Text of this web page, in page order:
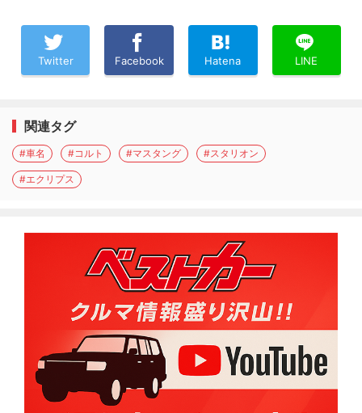
Twitter Facebook Hatena LINE
関連タグ
#車名 #コルト #マスタング #スタリオン
#エクリプス